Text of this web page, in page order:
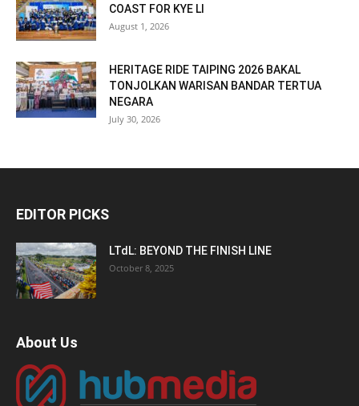
COAST FOR KYE LI
August 1, 2026
HERITAGE RIDE TAIPING 2026 BAKAL
TONJOLKAN WARISAN BANDAR TERTUA
NEGARA
July 30, 2026
EDITOR PICKS
LTdL: BEYOND THE FINISH LINE
October 8, 2025
About Us